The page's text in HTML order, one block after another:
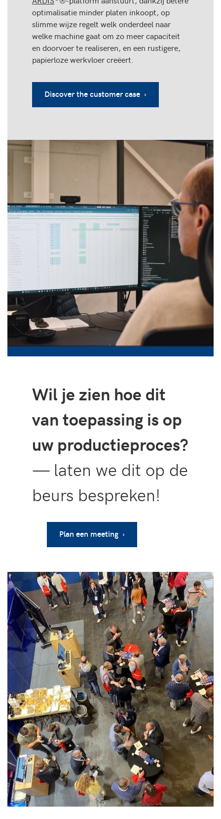
optimalisatie minder platen inkoopt, op
slimme wijze regelt welk onderdeel naar
welke machine gaat om zo meer capaciteit
en doorvoer te realiseren, en een rustigere,
papierloze werkvloer creëert.
Discover the customer case ›
Wil je zien hoe dit
van toepassing is op
uw productieproces?
— laten we dit op de
beurs bespreken!
Plan een meeting ›